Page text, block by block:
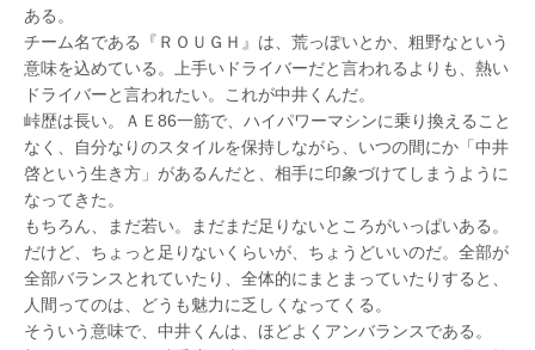
ある。
チーム名である『ＲＯＵＧＨ』は、荒っぽいとか、粗野なという
意味を込めている。上手いドライバーだと言われるよりも、熱い
ドライバーと言われたい。これが中井くんだ。
峠歴は長い。ＡＥ86一筋で、ハイパワーマシンに乗り換えること
なく、自分なりのスタイルを保持しながら、いつの間にか「中井
啓という生き方」があるんだと、相手に印象づけてしまうように
なってきた。
もちろん、まだ若い。まだまだ足りないところがいっぱいある。
だけど、ちょっと足りないくらいが、ちょうどいいのだ。全部が
全部バランスとれていたり、全体的にまとまっていたりすると、
人間ってのは、どうも魅力に乏しくなってくる。
そういう意味で、中井くんは、ほどよくアンバランスである。